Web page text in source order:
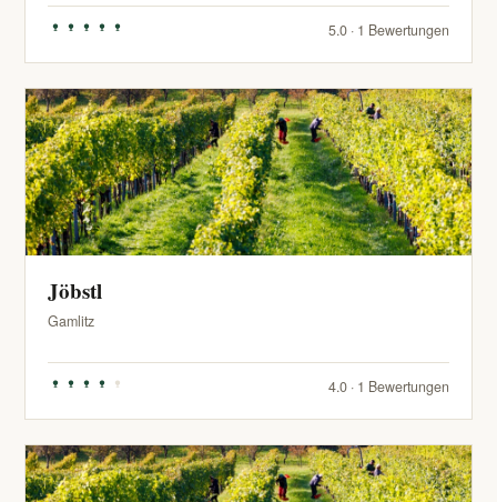
5.0 · 1 Bewertungen
Jöbstl
Gamlitz
4.0 · 1 Bewertungen